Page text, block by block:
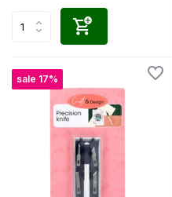
sale 17%